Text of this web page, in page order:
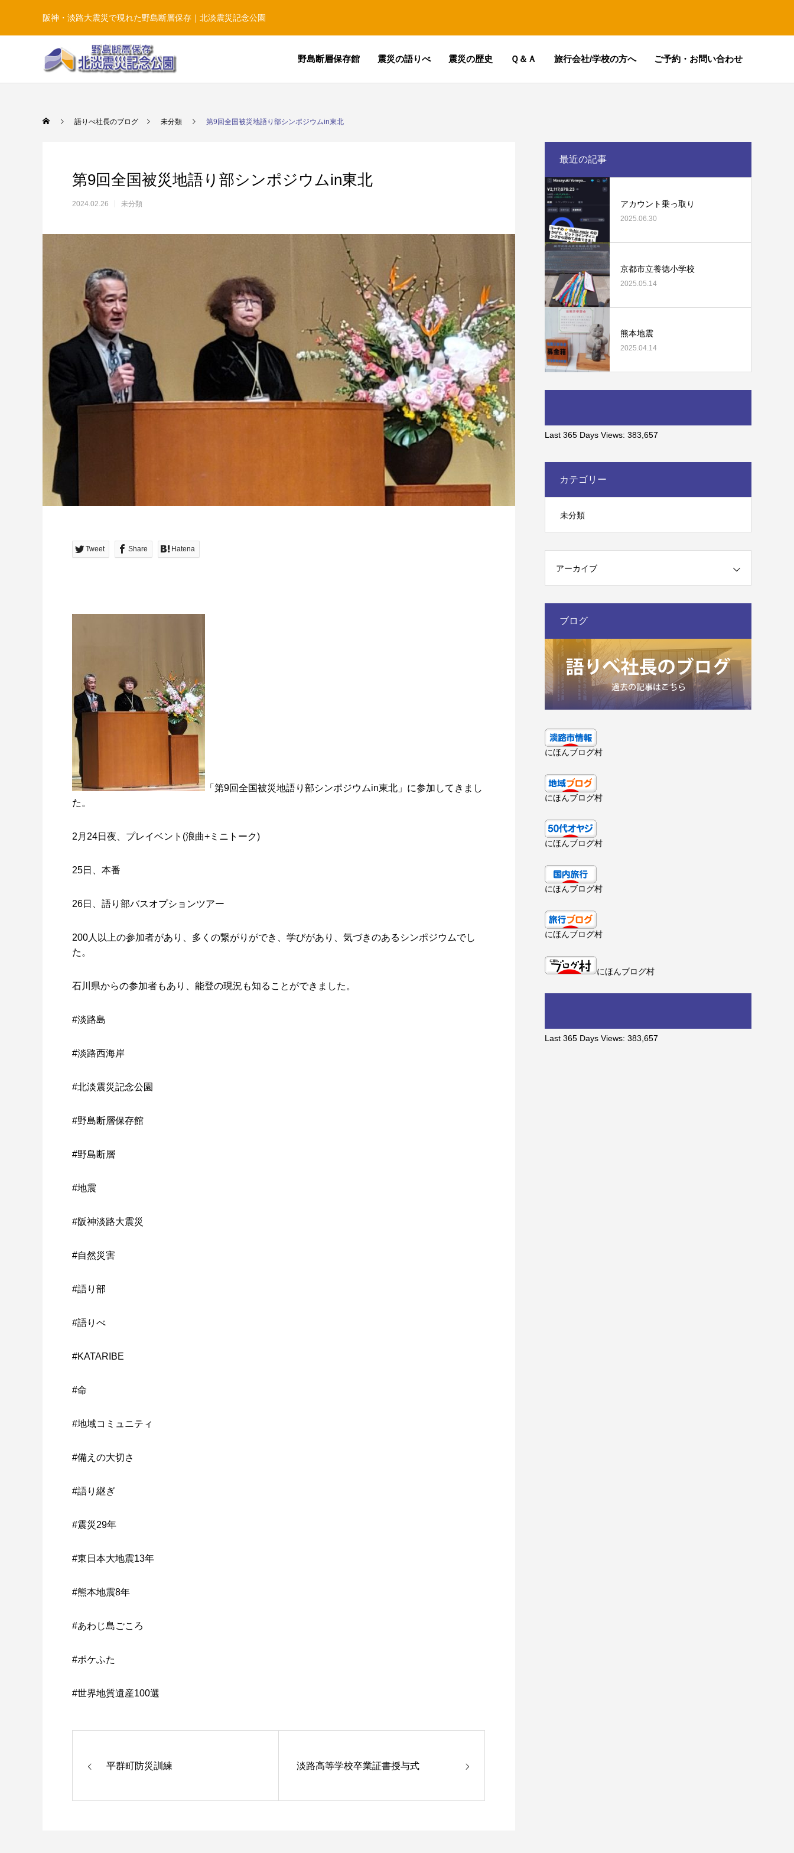
阪神・淡路大震災で現れた野島断層保存｜北淡震災記念公園
野島断層保存館 震災の語りべ 震災の歴史 Ｑ＆Ａ 旅行会社/学校の方へ ご予約・お問い合わせ
語りべ社長のブログ 未分類 第9回全国被災地語り部シンポジウムin東北
第9回全国被災地語り部シンポジウムin東北
2024.02.26 未分類
Tweet Share Hatena
「第9回全国被災地語り部シンポジウムin東北」に参加してきまし
た。
2月24日夜、プレイベント(浪曲+ミニトーク)
25日、本番
26日、語り部バスオプションツアー
200人以上の参加者があり、多くの繋がりができ、学びがあり、気づきのあるシンポジウムでし
た。
石川県からの参加者もあり、能登の現況も知ることができました。
#淡路島
#淡路西海岸
#北淡震災記念公園
#野島断層保存館
#野島断層
#地震
#阪神淡路大震災
#自然災害
#語り部
#語りべ
#KATARIBE
#命
#地域コミュニティ
#備えの大切さ
#語り継ぎ
#震災29年
#東日本大地震13年
#熊本地震8年
#あわじ島ごころ
#ポケふた
#世界地質遺産100選
平群町防災訓練 淡路高等学校卒業証書授与式
最近の記事
アカウント乗っ取り
2025.06.30
京都市立養徳小学校
2025.05.14
熊本地震
2025.04.14
Last 365 Days Views: 383,657
カテゴリー
未分類
アーカイブ
ブログ
にほんブログ村
にほんブログ村
にほんブログ村
にほんブログ村
にほんブログ村
にほんブログ村
Last 365 Days Views: 383,657